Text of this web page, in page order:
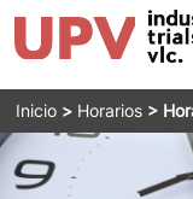
Saltar
al
contenido
La ETSII
Admisión
Estudios
Servicios
Horarios
Empresas
Internacional
Actualidad
Accesibilidad
Buscar
Emergencias
Directorio
Inicio > Horarios >